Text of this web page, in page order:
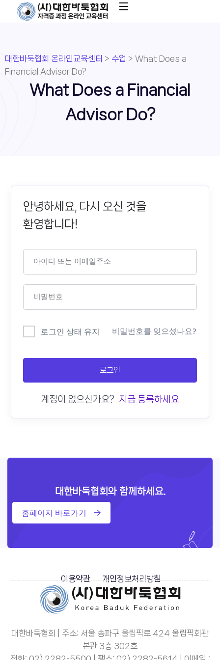
대한바둑협회 온라인교육센터 > 수업 > What Does a
Financial Advisor Do?
What Does a Financial
Advisor Do?
안녕하세요, 다시 오신 것을
환영합니다!
로그인 상태 유지 비밀번호를 잊으셨나요?
로그인
계정이 없으신가요? 지금 등록하세요
대한바둑협회와 함께하세요.
홈페이지 바로가기
이용약관 개인정보처리방침
대한바둑협회 | 주소: 서울 송파구 올림픽로 424 올림픽회관
본관 3층 302호